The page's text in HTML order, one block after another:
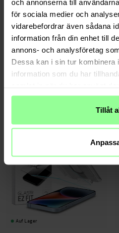
och annonserna till
för sociala medier och
vidarebefordrar även sådana
information från din enhet till
annons- och analysföretag
Dessa kan i sin tur kombinera
information som du har
Tillåt
Spigen -Screen Protector GLAS.tR SLIM
Auf Lager